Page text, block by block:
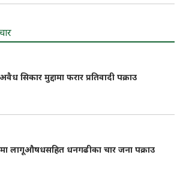
सिकार मुद्दामा फरार प्रतिवादी पक्राउ
लागूऔषधसहित धनगढीका चार जना पक्राउ